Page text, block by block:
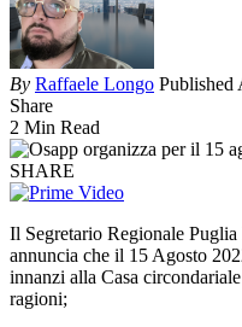
By Raffaele Longo Published
Share
2 Min Read
SHARE
Il Segretario Regionale
annuncia che il 15 Agosto
innanzi alla Casa
ragioni;